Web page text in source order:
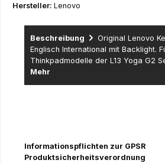
Hersteller: Lenovo
Beschreibung
Original Lenovo
Englisch International mit Backlight.
Thinkpadmodelle der L13 Yoga G2
Mehr
Informationspflichten zur GPSR
Produktsicherheitsverordnung